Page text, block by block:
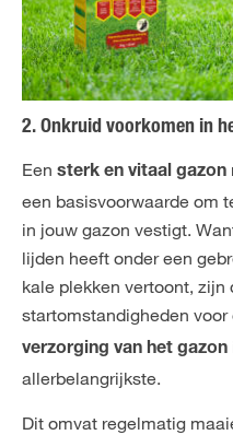
2. Onkruid voorkomen in
Een sterk en vitaal gazon
een basisvoorwaarde om
in jouw gazon vestigt.
lijden heeft onder een
kale plekken vertoont, zijn
startomstandigheden voor
verzorging van het gazon
allerbelangrijkste.
Dit omvat regelmatig